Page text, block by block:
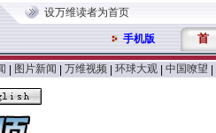
设万维读者为首页
手机版 首
图片新闻 万维视频 环球大观 中国嘹望